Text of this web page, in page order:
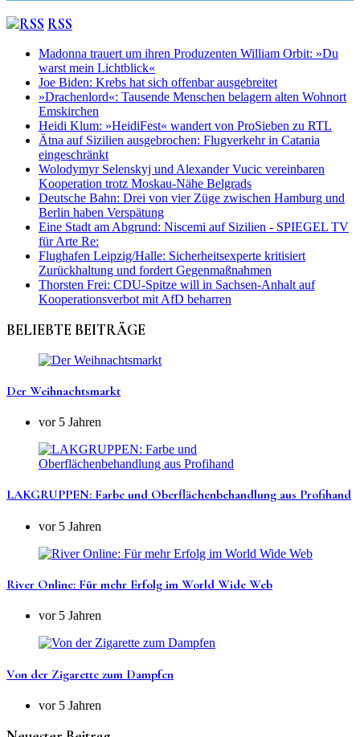
RSS
Madonna trauert um ihren Produzenten William Orbit: »Du
warst mein Lichtblick«
Joe Biden: Krebs hat sich offenbar ausgebreitet
»Drachenlord«: Tausende Menschen belagern alten Wohnort
Emskirchen
Heidi Klum: »HeidiFest« wandert von ProSieben zu RTL
Ätna auf Sizilien ausgebrochen: Flugverkehr in Catania
eingeschränkt
Wolodymyr Selenskyj und Alexander Vucic vereinbaren
Kooperation trotz Moskau-Nähe Belgrads
Deutsche Bahn: Drei von vier Züge zwischen Hamburg und
Berlin haben Verspätung
Eine Stadt am Abgrund: Niscemi auf Sizilien - SPIEGEL TV
für Arte Re:
Flughafen Leipzig/Halle: Sicherheitsexperte kritisiert
Zurückhaltung und fordert Gegenmaßnahmen
Thorsten Frei: CDU-Spitze will in Sachsen-Anhalt auf
Kooperationsverbot mit AfD beharren
BELIEBTE BEITRÄGE
Der Weihnachtsmarkt
vor 5 Jahren
LAKGRUPPEN: Farbe und Oberflächenbehandlung aus Profihand
vor 5 Jahren
River Online: Für mehr Erfolg im World Wide Web
vor 5 Jahren
Von der Zigarette zum Dampfen
vor 5 Jahren